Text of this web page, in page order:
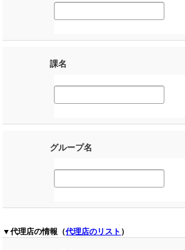
課名
グループ名
▼代理店の情報（代理店のリスト ）